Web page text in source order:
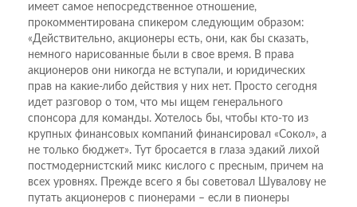
имеет самое непосредственное отношение,
прокомментирована спикером следующим образом:
«Действительно, акционеры есть, они, как бы сказать,
немного нарисованные были в свое время. В права
акционеров они никогда не вступали, и юридических
прав на какие-либо действия у них нет. Просто сегодня
идет разговор о том, что мы ищем генерального
спонсора для команды. Хотелось бы, чтобы кто-то из
крупных финансовых компаний финансировал «Сокол», а
не только бюджет». Тут бросается в глаза эдакий лихой
постмодернистский микс кислого с пресным, причем на
всех уровнях. Прежде всего я бы советовал Шувалову не
путать акционеров с пионерами – если в пионеры